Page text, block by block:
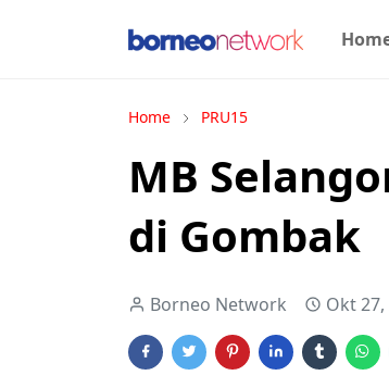
Home PRU15
MB
di Gombak
Borneo Network Okt 27,